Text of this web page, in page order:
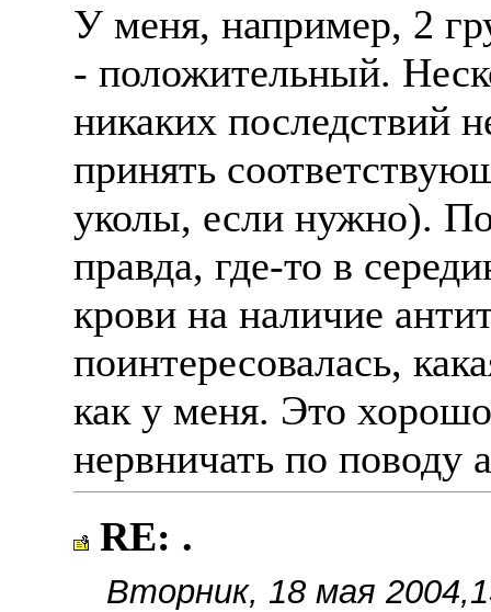
У меня, например, 2
- положительный.
никаких последствий
принять
уколы, если нужно).
правда, где-то в
крови на наличие
поинтересовалась,
как у меня. Это
нервничать по поводу
RE: .
Вторник, 18 мая